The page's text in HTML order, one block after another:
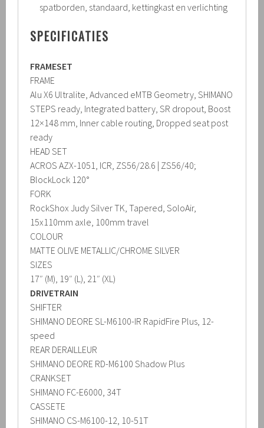
spatborden, standaard, kettingkast en verlichting
SPECIFICATIES
FRAMESET
FRAME
Alu X6 Ultralite, Advanced eMTB Geometry, SHIMANO
STEPS ready, Integrated battery, SR dropout, Boost
12×148 mm, Inner cable routing, Dropped seat post
ready
HEAD SET
ACROS AZX-1051, ICR, ZS56/28.6 | ZS56/40;
BlockLock 120°
FORK
RockShox Judy Silver TK, Tapered, SoloAir,
15x110mm axle, 100mm travel
COLOUR
MATTE OLIVE METALLIC/CHROME SILVER
SIZES
17″ (M), 19″ (L), 21″ (XL)
DRIVETRAIN
SHIFTER
SHIMANO DEORE SL-M6100-IR RapidFire Plus, 12-
speed
REAR DERAILLEUR
SHIMANO DEORE RD-M6100 Shadow Plus
CRANKSET
SHIMANO FC-E6000, 34T
CASSETE
SHIMANO CS-M6100-12, 10-51T